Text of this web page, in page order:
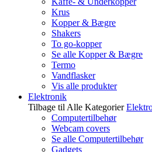
Krus
Kopper & Bægre
Shakers
To go-kopper
Se alle Kopper & Bægre
Termo
Vandflasker
Vis alle produkter
Elektronik
Tilbage til Alle Kategorier
Computertilbehør
Webcam covers
Se alle Computertilbehør
Gadgets